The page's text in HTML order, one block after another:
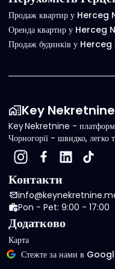
Продаж квартир у Herceg
Оренда квартир у Herceg
Продаж будинків у
Key Nekretnine
Key Nekretnine -
Чорногорії - швидко, легко
Контакти
Pon - Pet: 9:00 - 17:00
Додатково
Карта
Стежте за нами в